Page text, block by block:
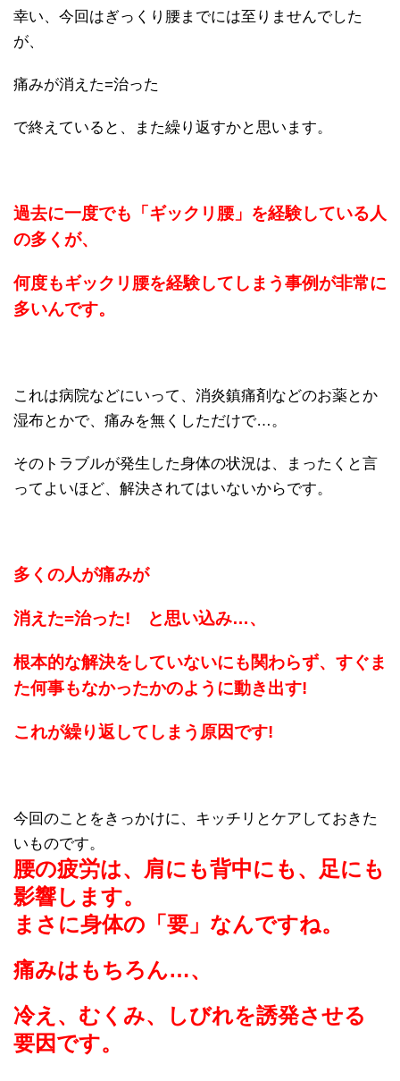
幸い、今回はぎっくり腰までには至りませんでした
が、
痛みが消えた=治った
で終えていると、また繰り返すかと思います。
過去に一度でも「ギックリ腰」を経験している人
の多くが、
何度もギックリ腰を経験してしまう事例が非常に
多いんです。
これは病院などにいって、消炎鎮痛剤などのお薬とか
湿布とかで、痛みを無くしただけで…。
そのトラブルが発生した身体の状況は、まったくと言
ってよいほど、解決されてはいないからです。
多くの人が痛みが
消えた=治った! と思い込み…、
根本的な解決をしていないにも関わらず、すぐま
た何事もなかったかのように動き出す!
これが繰り返してしまう原因です!
今回のことをきっかけに、キッチリとケアしておきた
いものです。
腰の疲労は、肩にも背中にも、足にも
影響します。
まさに身体の「要」なんですね。
痛みはもちろん…、
冷え、むくみ、しびれを誘発させる
要因です。